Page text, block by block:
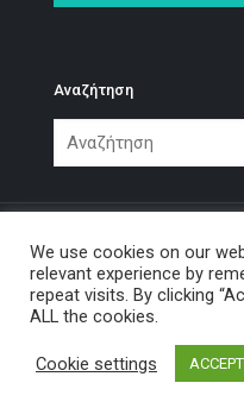
Αναζήτηση
© 2021 Η
We use cookies on our
relevant experience by
repeat visits. By clicking
ALL the cookies.
Cookie settings ACCEPT